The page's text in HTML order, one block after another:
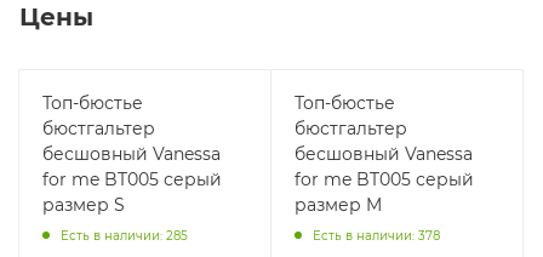
Цены
Топ-бюстье
бюстгальтер
бесшовный Vanessa
for me BT005 серый
размер S
Есть в наличии: 285
Топ-бюстье
бюстгальтер
бесшовный Vanessa
for me BT005 серый
размер M
Есть в наличии: 378